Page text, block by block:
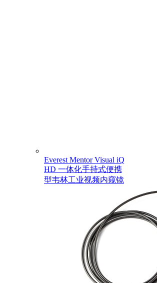
Everest Mentor Visual iQ
HD 一体化手持式便携
型韦林工业视频内窥镜